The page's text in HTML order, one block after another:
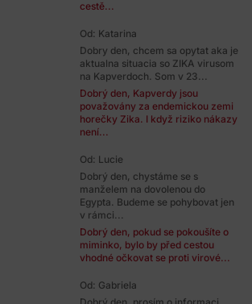
cestě...
Od: Katarina
Dobry den, chcem sa opytat aka je
aktualna situacia so ZIKA virusom
na Kapverdoch. Som v 23...
Dobrý den, Kapverdy jsou
považovány za endemickou zemi
horečky Zika. I když riziko nákazy
není...
Od: Lucie
Dobrý den, chystáme se s
manželem na dovolenou do
Egypta. Budeme se pohybovat jen
v rámci...
Dobrý den, pokud se pokoušíte o
miminko, bylo by před cestou
vhodné očkovat se proti virové...
Od: Gabriela